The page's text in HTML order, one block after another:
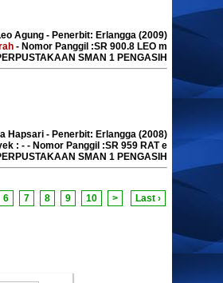
Agung - Penerbit: Erlangga (2009)
- Nomor Panggil :SR 900.8 LEO m
SMAN 1 PENGASIH
Hapsari - Penerbit: Erlangga (2008)
: - - Nomor Panggil :SR 959 RAT e
SMAN 1 PENGASIH
6 7 8 9 10 > Last ›
Dari
Edukasitama